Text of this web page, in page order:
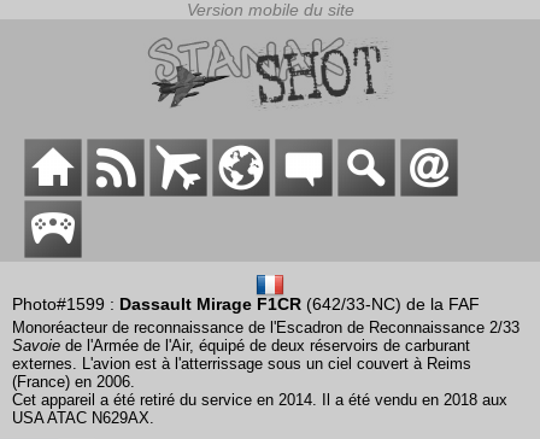
Photo#1599 : Dassault Mirage F1CR (642/33-NC) de la FAF
Monoréacteur de reconnaissance de l'Escadron de Reconnaissance 2/33
Savoie de l'Armée de l'Air, équipé de deux réservoirs de carburant
externes. L'avion est à l'atterrissage sous un ciel couvert à Reims
(France) en 2006.
Cet appareil a été retiré du service en 2014. Il a été vendu en 2018 aux
USA ATAC N629AX.